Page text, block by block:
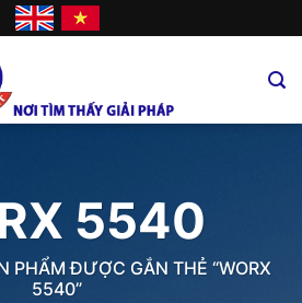
5540
PHẨM ĐƯỢC GẮN THẺ “WORX
5540”